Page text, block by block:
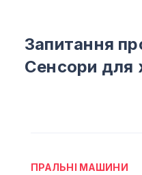
Запитання
Сенсори для
ПРАЛЬНІ МАШИНИ